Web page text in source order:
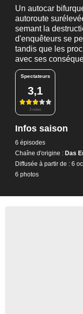
Un autocar
autoroute
semant la
d'enquêteurs se
tandis que les
avec ses
Spectateurs
3,1
3 notes
Infos saison
6 épisodes
Chaîne d'origine : Das
Diffusée à partir de : 6
6 photos